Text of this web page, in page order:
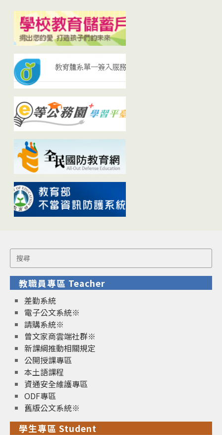
Search
for:
教職員專區 Teacher
差勤系統
電子公文系統※
請購系統※
曾文家商雲端社群※
新課綱推動相關規定
公開授課專區
本土語課程
資通安全維護專區
ODF專區
舊版公文系統※
學生專區 Student